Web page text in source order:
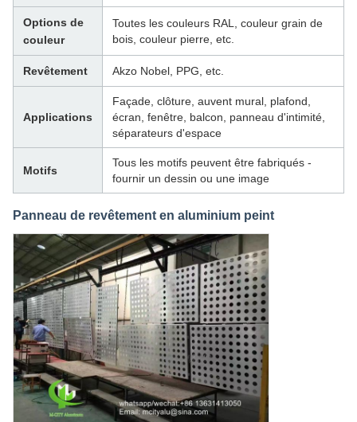
Options de
couleur
Toutes les couleurs RAL, couleur grain de
bois, couleur pierre, etc.
Revêtement Akzo Nobel, PPG, etc.
Applications
Façade, clôture, auvent mural, plafond,
écran, fenêtre, balcon, panneau d'intimité,
séparateurs d'espace
Motifs
Tous les motifs peuvent être fabriqués -
fournir un dessin ou une image
Panneau de revêtement en aluminium peint